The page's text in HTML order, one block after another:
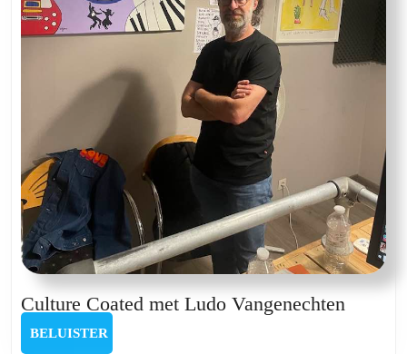
Culture Coated met Ludo Vangenechten
BELUISTER